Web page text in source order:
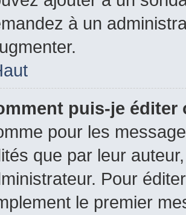
à un
puis-je
pour les
que par leur
Pour
le premier